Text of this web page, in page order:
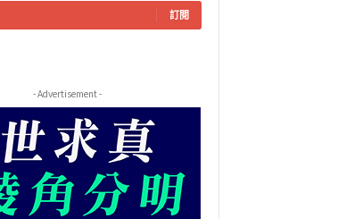
訂閱
- Advertisement -